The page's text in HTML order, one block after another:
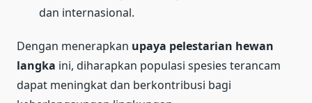
dan internasional.
Dengan menerapkan upaya pelestarian hewan
langka ini, diharapkan populasi spesies terancam
dapat meningkat dan berkontribusi bagi